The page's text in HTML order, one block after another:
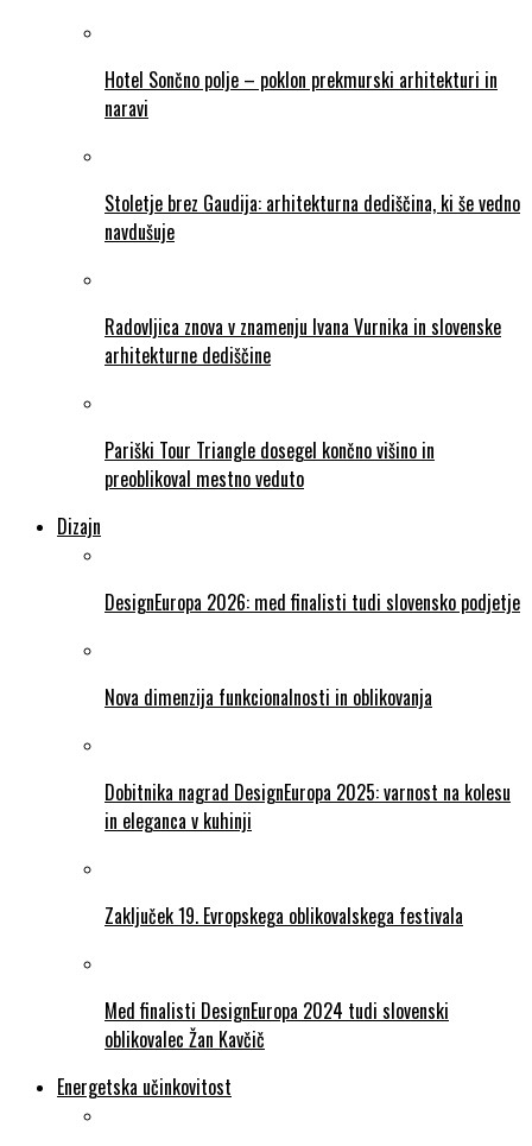
Hotel Sončno polje – poklon prekmurski arhitekturi in
naravi
Stoletje brez Gaudija: arhitekturna dediščina, ki še vedno
navdušuje
Radovljica znova v znamenju Ivana Vurnika in slovenske
arhitekturne dediščine
Pariški Tour Triangle dosegel končno višino in
preoblikoval mestno veduto
Dizajn
DesignEuropa 2026: med finalisti tudi slovensko podjetje
Nova dimenzija funkcionalnosti in oblikovanja
Dobitnika nagrad DesignEuropa 2025: varnost na kolesu
in eleganca v kuhinji
Zaključek 19. Evropskega oblikovalskega festivala
Med finalisti DesignEuropa 2024 tudi slovenski
oblikovalec Žan Kavčič
Energetska učinkovitost